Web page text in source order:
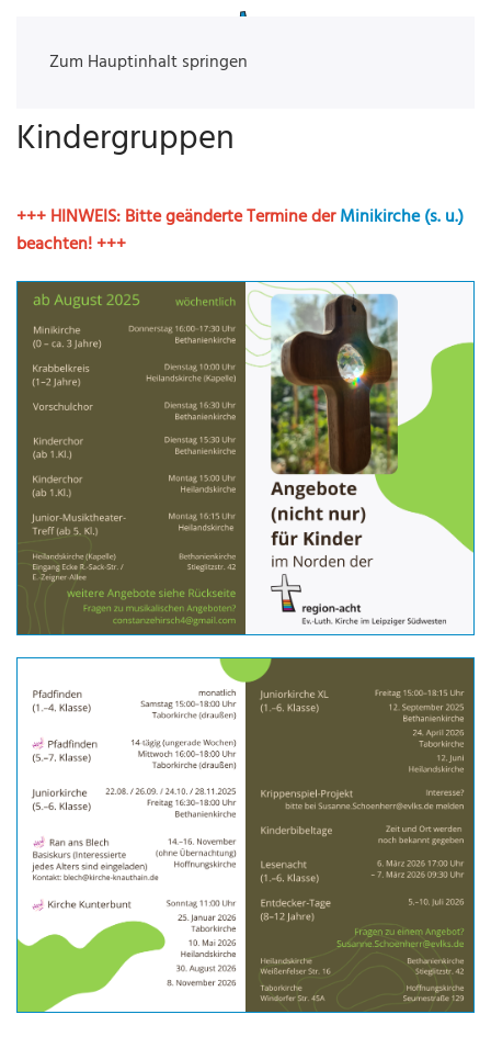
Zum Hauptinhalt springen
Kindergruppen
+++ HINWEIS: Bitte geänderte Termine derMinikirche (s. u.)
beachten! +++